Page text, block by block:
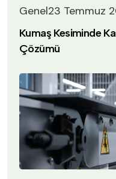
Genel23 Temmuz
Kumaş Kesiminde
Çözümü